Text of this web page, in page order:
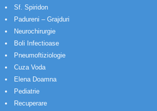
Sf. Spiridon
Padureni – Grajduri
Neurochirurgie
Boli Infectioase
Pneumoftiziologie
Cuza Voda
Elena Doamna
Pediatrie
Recuperare